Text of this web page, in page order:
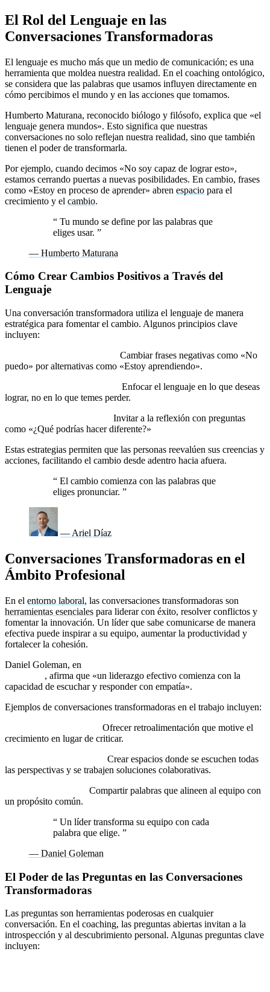
El Rol del Lenguaje en las
Conversaciones Transformadoras
El lenguaje es mucho más que un medio de comunicación; es una
herramienta que moldea nuestra realidad. En el coaching ontológico,
se considera que las palabras que usamos influyen directamente en
cómo percibimos el mundo y en las acciones que tomamos.
Humberto Maturana, reconocido biólogo y filósofo, explica que «el
lenguaje genera mundos». Esto significa que nuestras
conversaciones no solo reflejan nuestra realidad, sino que también
tienen el poder de transformarla.
Por ejemplo, cuando decimos «No soy capaz de lograr esto»,
estamos cerrando puertas a nuevas posibilidades. En cambio, frases
como «Estoy en proceso de aprender» abren espacio para el
crecimiento y el cambio.
“ Tu mundo se define por las palabras que
eliges usar. ”
— Humberto Maturana
Cómo Crear Cambios Positivos a Través del
Lenguaje
Una conversación transformadora utiliza el lenguaje de manera
estratégica para fomentar el cambio. Algunos principios clave
incluyen:
Cambiar frases negativas como «No
puedo» por alternativas como «Estoy aprendiendo».
Enfocar el lenguaje en lo que deseas
lograr, no en lo que temes perder.
Invitar a la reflexión con preguntas
como «¿Qué podrías hacer diferente?»
Estas estrategias permiten que las personas reevalúen sus creencias y
acciones, facilitando el cambio desde adentro hacia afuera.
“ El cambio comienza con las palabras que
eliges pronunciar. ”
— Ariel Díaz
Conversaciones Transformadoras en el
Ámbito Profesional
En el entorno laboral, las conversaciones transformadoras son
herramientas esenciales para liderar con éxito, resolver conflictos y
fomentar la innovación. Un líder que sabe comunicarse de manera
efectiva puede inspirar a su equipo, aumentar la productividad y
fortalecer la cohesión.
Daniel Goleman, en
, afirma que «un liderazgo efectivo comienza con la
capacidad de escuchar y responder con empatía».
Ejemplos de conversaciones transformadoras en el trabajo incluyen:
Ofrecer retroalimentación que motive el
crecimiento en lugar de criticar.
Crear espacios donde se escuchen todas
las perspectivas y se trabajen soluciones colaborativas.
Compartir palabras que alineen al equipo con
un propósito común.
“ Un líder transforma su equipo con cada
palabra que elige. ”
— Daniel Goleman
El Poder de las Preguntas en las Conversaciones
Transformadoras
Las preguntas son herramientas poderosas en cualquier
conversación. En el coaching, las preguntas abiertas invitan a la
introspección y al descubrimiento personal. Algunas preguntas clave
incluyen: